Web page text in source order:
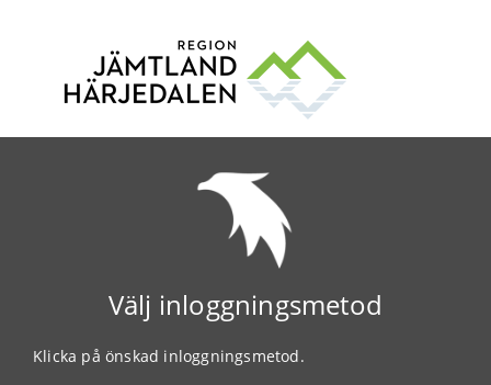
Välj inloggningsmetod
Klicka på önskad inloggningsmetod.